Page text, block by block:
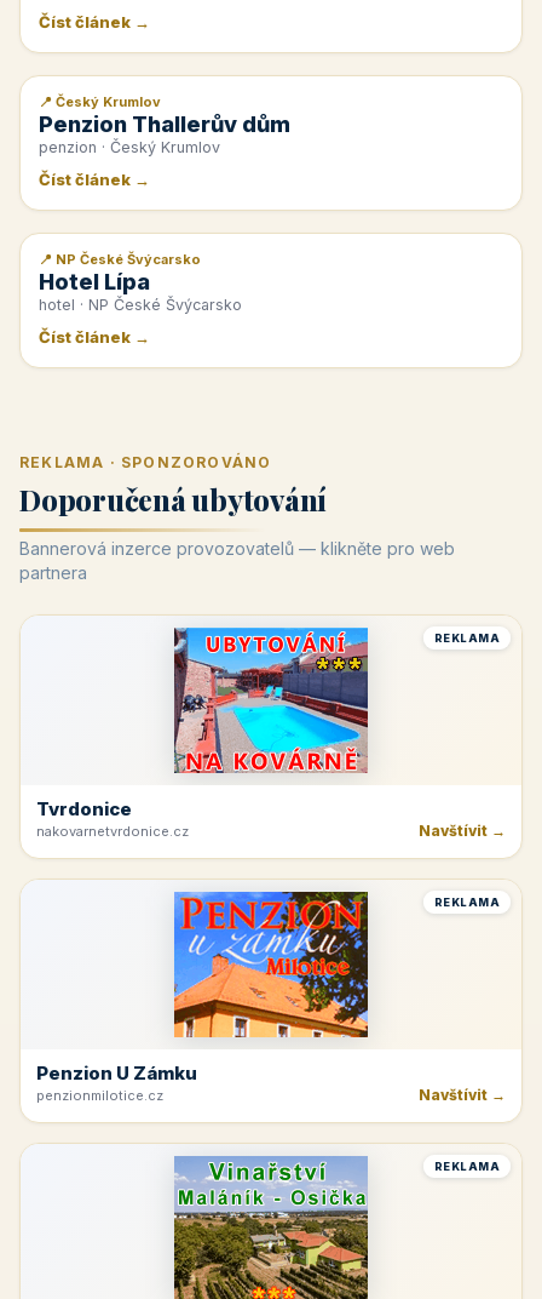
Číst článek →
📰 PR článek
📍 Český Krumlov
Penzion Thallerův dům
penzion · Český Krumlov
Číst článek →
📰 PR článek
📍 NP České Švýcarsko
Hotel Lípa
hotel · NP České Švýcarsko
Číst článek →
REKLAMA · SPONZOROVÁNO
Doporučená ubytování
Bannerová inzerce provozovatelů — klikněte pro web
partnera
REKLAMA
Tvrdonice
nakovarnetvrdonice.cz Navštívit →
REKLAMA
Penzion U Zámku
penzionmilotice.cz Navštívit →
REKLAMA